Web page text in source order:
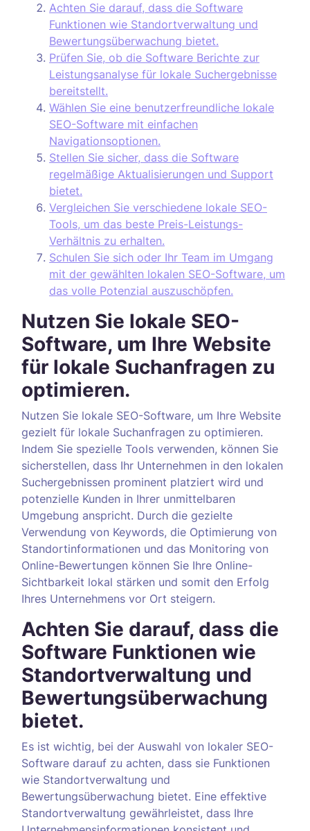
Achten Sie darauf, dass die Software
Funktionen wie Standortverwaltung und
Bewertungsüberwachung bietet.
Prüfen Sie, ob die Software Berichte zur
Leistungsanalyse für lokale Suchergebnisse
bereitstellt.
Wählen Sie eine benutzerfreundliche lokale
SEO-Software mit einfachen
Navigationsoptionen.
Stellen Sie sicher, dass die Software
regelmäßige Aktualisierungen und Support
bietet.
Vergleichen Sie verschiedene lokale SEO-
Tools, um das beste Preis-Leistungs-
Verhältnis zu erhalten.
Schulen Sie sich oder Ihr Team im Umgang
mit der gewählten lokalen SEO-Software, um
das volle Potenzial auszuschöpfen.
Nutzen Sie lokale SEO-
Software, um Ihre Website
für lokale Suchanfragen zu
optimieren.
Nutzen Sie lokale SEO-Software, um Ihre Website
gezielt für lokale Suchanfragen zu optimieren.
Indem Sie spezielle Tools verwenden, können Sie
sicherstellen, dass Ihr Unternehmen in den lokalen
Suchergebnissen prominent platziert wird und
potenzielle Kunden in Ihrer unmittelbaren
Umgebung anspricht. Durch die gezielte
Verwendung von Keywords, die Optimierung von
Standortinformationen und das Monitoring von
Online-Bewertungen können Sie Ihre Online-
Sichtbarkeit lokal stärken und somit den Erfolg
Ihres Unternehmens vor Ort steigern.
Achten Sie darauf, dass die
Software Funktionen wie
Standortverwaltung und
Bewertungsüberwachung
bietet.
Es ist wichtig, bei der Auswahl von lokaler SEO-
Software darauf zu achten, dass sie Funktionen
wie Standortverwaltung und
Bewertungsüberwachung bietet. Eine effektive
Standortverwaltung gewährleistet, dass Ihre